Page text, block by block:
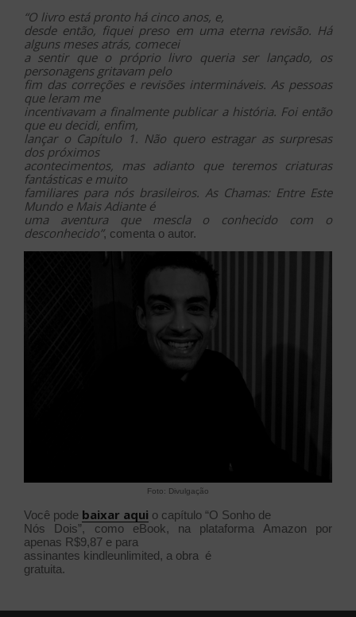
“O livro está pronto há cinco anos, e,
desde então, fiquei preso em uma eterna revisão. Há
alguns meses atrás, comecei
a sentir que o próprio livro queria ser lançado, os
personagens gritavam pelo
fim das correções e revisões intermináveis. As pessoas
que leram me
incentivavam a finalmente publicar a história. Foi então
que eu decidi, enfim,
lançar o Capítulo 1. Não quero estragar as surpresas
dos próximos
acontecimentos, mas adianto que teremos criaturas
fantásticas e muito
familiares para nós brasileiros. As Chamas: Entre Este
Mundo e Mais Adiante é
uma aventura que mescla o conhecido com o
desconhecido”, comenta o autor.
Foto: Divulgação
Você pode baixar aqui o capítulo “O Sonho de
Nós Dois”, como eBook, na plataforma Amazon por
apenas R$9,87 e para
assinantes kindleunlimited, a obra é
gratuita.